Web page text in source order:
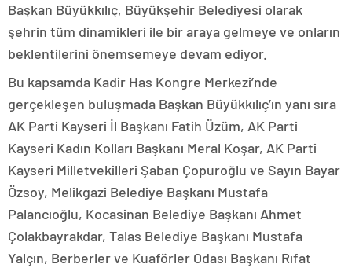
Başkan Büyükkılıç, Büyükşehir Belediyesi olarak
şehrin tüm dinamikleri ile bir araya gelmeye ve onların
beklentilerini önemsemeye devam ediyor.
Bu kapsamda Kadir Has Kongre Merkezi’nde
gerçekleşen buluşmada Başkan Büyükkılıç’ın yanı sıra
AK Parti Kayseri İl Başkanı Fatih Üzüm, AK Parti
Kayseri Kadın Kolları Başkanı Meral Koşar, AK Parti
Kayseri Milletvekilleri Şaban Çopuroğlu ve Sayın Bayar
Özsoy, Melikgazi Belediye Başkanı Mustafa
Palancıoğlu, Kocasinan Belediye Başkanı Ahmet
Çolakbayrakdar, Talas Belediye Başkanı Mustafa
Yalçın, Berberler ve Kuaförler Odası Başkanı Rıfat